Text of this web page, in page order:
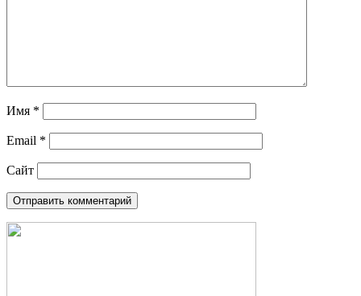
Имя *
Email *
Сайт